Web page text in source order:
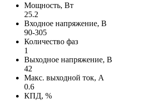
Мощность, Вт
25.2
Входное напряжение, В
90-305
Количество фаз
1
Выходное напряжение, В
42
Макс. выходной ток, А
0.6
КПД, %